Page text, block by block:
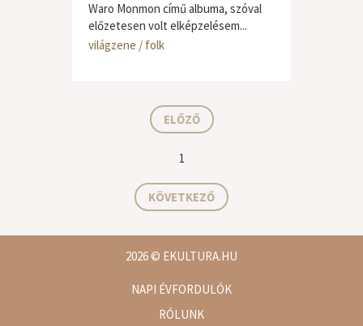
Waro Monmon című albuma, szóval
előzetesen volt elképzelésem...
világzene / folk
ELŐZŐ
1
KÖVETKEZŐ
2026© EKULTURA.HU
NAPI ÉVFORDULÓK
RÓLUNK